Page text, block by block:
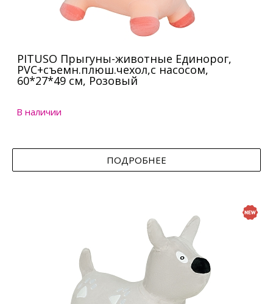
PITUSO Прыгуны-животные Единорог,
PVC+съемн.плюш.чехол,с насосом,
60*27*49 см, Розовый
В наличии
ПОДРОБНЕЕ